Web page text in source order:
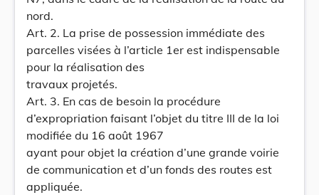
nord.
Art. 2. La prise de possession immédiate des
parcelles visées à l’article 1er est indispensable
pour la réalisation des
travaux projetés.
Art. 3. En cas de besoin la procédure
d’expropriation faisant l’objet du titre III de la loi
modifiée du 16 août 1967
ayant pour objet la création d’une grande voirie
de communication et d’un fonds des routes est
appliquée.